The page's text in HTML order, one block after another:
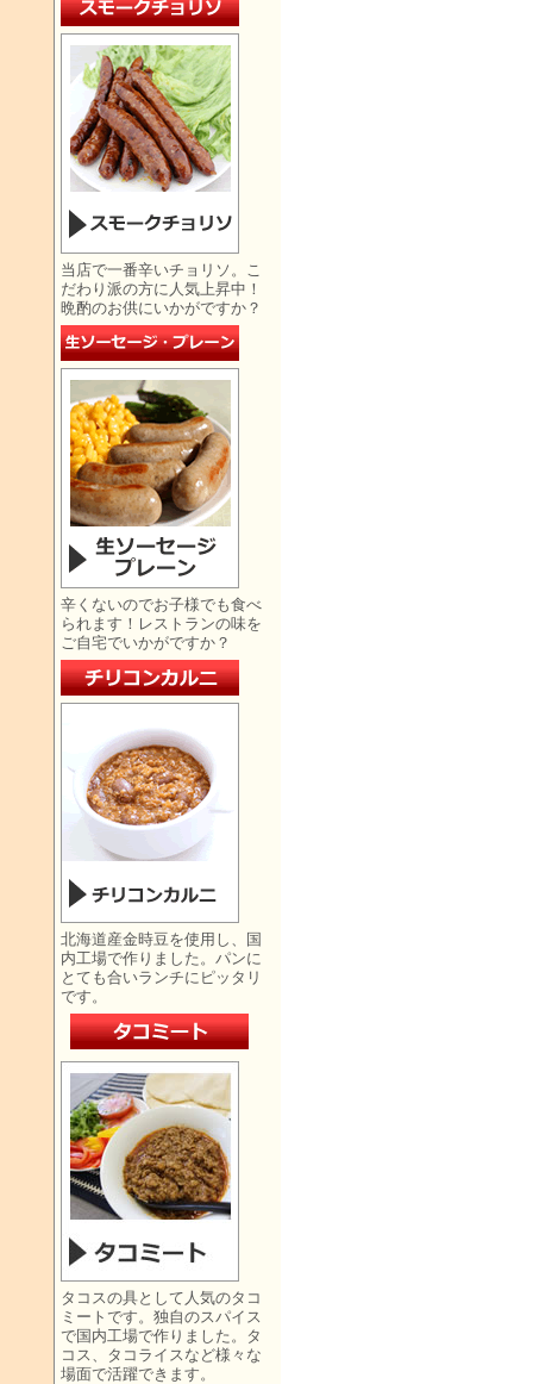
当店で一番辛いチョリソ。こ
だわり派の方に人気上昇中！
晩酌のお供にいかがですか？
辛くないのでお子様でも食べ
られます！レストランの味を
ご自宅でいかがですか？
北海道産金時豆を使用し、国
内工場で作りました。パンに
とても合いランチにピッタリ
です。
タコスの具として人気のタコ
ミートです。独自のスパイス
で国内工場で作りました。タ
コス、タコライスなど様々な
場面で活躍できます。